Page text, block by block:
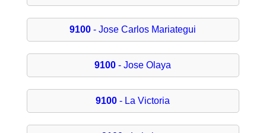
9100 - Jose Carlos Mariategui
9100 - Jose Olaya
9100 - La Victoria